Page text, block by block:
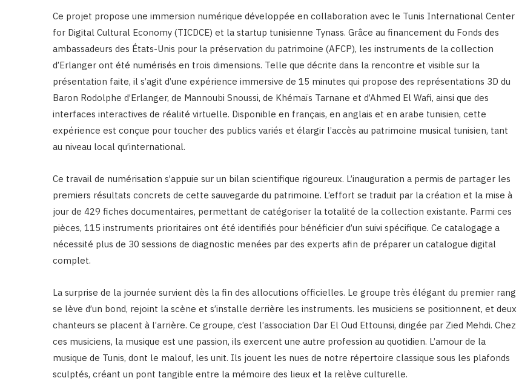
Ce projet propose une immersion numérique développée en collaboration avec le Tunis International Center
for Digital Cultural Economy (TICDCE) et la startup tunisienne Tynass. Grâce au financement du Fonds des
ambassadeurs des États-Unis pour la préservation du patrimoine (AFCP), les instruments de la collection
d’Erlanger ont été numérisés en trois dimensions. Telle que décrite dans la rencontre et visible sur la
présentation faite, il s’agit d’une expérience immersive de 15 minutes qui propose des représentations 3D du
Baron Rodolphe d’Erlanger, de Mannoubi Snoussi, de Khémaïs Tarnane et d’Ahmed El Wafi, ainsi que des
interfaces interactives de réalité virtuelle. Disponible en français, en anglais et en arabe tunisien, cette
expérience est conçue pour toucher des publics variés et élargir l’accès au patrimoine musical tunisien, tant
au niveau local qu’international.
Ce travail de numérisation s’appuie sur un bilan scientifique rigoureux. L’inauguration a permis de partager les
premiers résultats concrets de cette sauvegarde du patrimoine. L’effort se traduit par la création et la mise à
jour de 429 fiches documentaires, permettant de catégoriser la totalité de la collection existante. Parmi ces
pièces, 115 instruments prioritaires ont été identifiés pour bénéficier d’un suivi spécifique. Ce catalogage a
nécessité plus de 30 sessions de diagnostic menées par des experts afin de préparer un catalogue digital
complet.
La surprise de la journée survient dès la fin des allocutions officielles. Le groupe très élégant du premier rang
se lève d’un bond, rejoint la scène et s’installe derrière les instruments. les musiciens se positionnent, et deux
chanteurs se placent à l’arrière. Ce groupe, c’est l’association Dar El Oud Ettounsi, dirigée par Zied Mehdi. Chez
ces musiciens, la musique est une passion, ils exercent une autre profession au quotidien. L’amour de la
musique de Tunis, dont le malouf, les unit. Ils jouent les nues de notre répertoire classique sous les plafonds
sculptés, créant un pont tangible entre la mémoire des lieux et la relève culturelle.